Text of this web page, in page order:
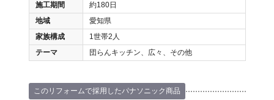
施工期間
約180日
地域
愛知県
家族構成
1世帯2人
テーマ
団らんキッチン、広々、その他
このリフォームで採用したパナソニック商品